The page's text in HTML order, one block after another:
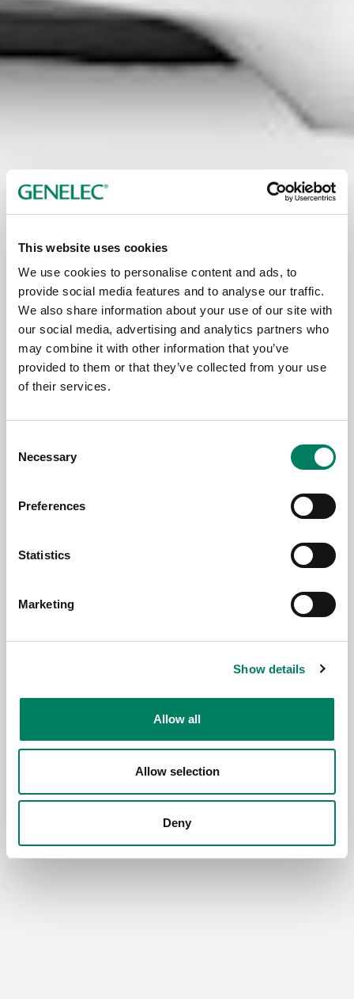
This website uses cookies
We use cookies to personalise content and ads, to
provide social media features and to analyse our traffic.
We also share information about your use of our site with
our social media, advertising and analytics partners who
may combine it with other information that you’ve
provided to them or that they’ve collected from your use
of their services.
Selection
Necessary
Preferences
Statistics
Marketing
Show details
Allow all
Allow selection
Deny